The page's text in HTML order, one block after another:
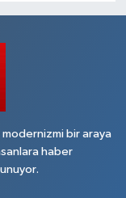
bir araya
haber